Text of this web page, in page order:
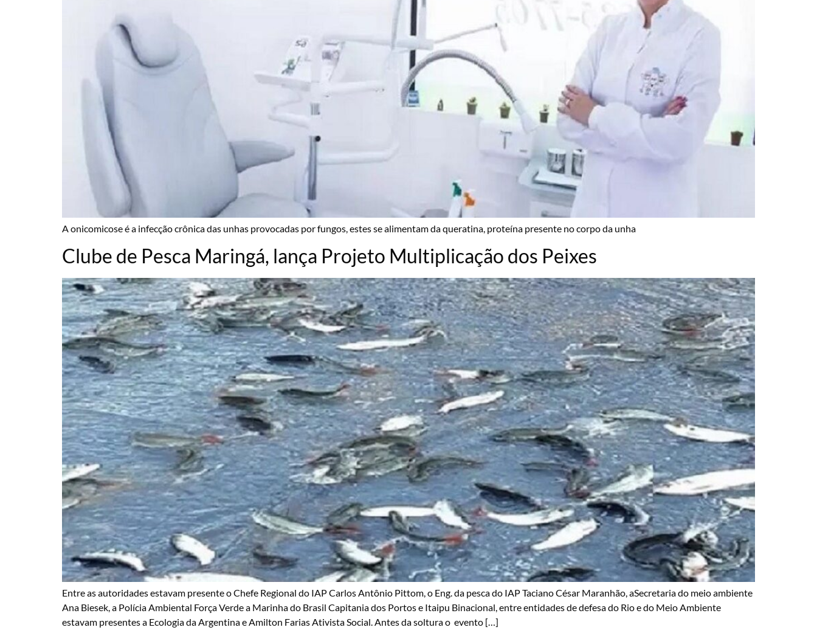
A onicomicose é a infecção crônica das unhas provocadas por fungos, estes se alimentam da queratina, proteína presente no corpo da unha
Clube de Pesca Maringá, lança Projeto Multiplicação dos Peixes
Entre as autoridades estavam presente o Chefe Regional do IAP Carlos Antônio Pittom, o Eng. da pesca do IAP Taciano César Maranhão, aSecretaria do meio ambiente
Ana Biesek, a Polícia Ambiental Força Verde a Marinha do Brasil Capitania dos Portos e Itaipu Binacional, entre entidades de defesa do Rio e do Meio Ambiente
estavam presentes a Ecologia da Argentina e Amilton Farias Ativista Social. Antes da soltura o evento […]